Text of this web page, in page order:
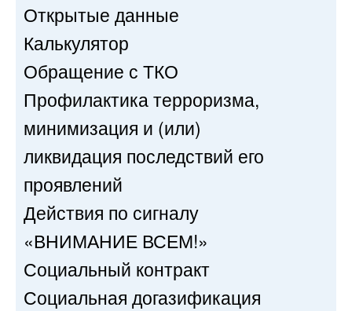
Открытые данные
Калькулятор
Обращение с ТКО
Профилактика терроризма,
минимизация и (или)
ликвидация последствий его
проявлений
Действия по сигналу
«ВНИМАНИЕ ВСЕМ!»
Социальный контракт
Социальная догазификация